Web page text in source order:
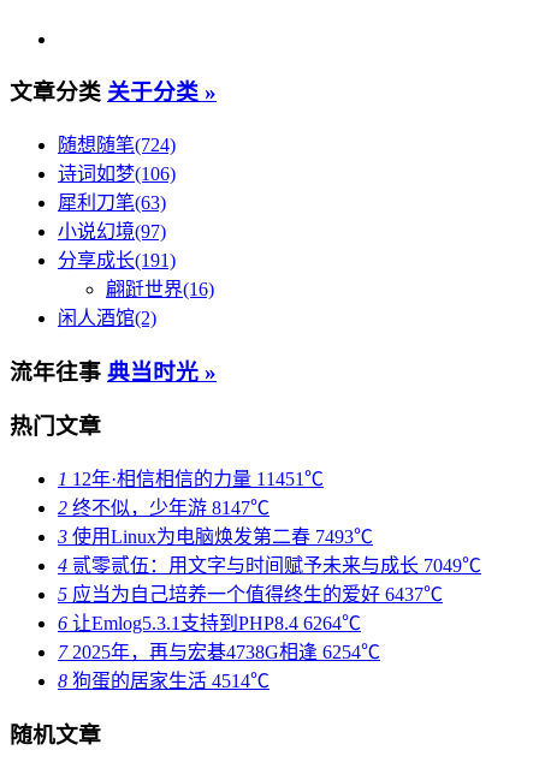
文章分类 关于分类 »
随想随笔(724)
诗词如梦(106)
犀利刀笔(63)
小说幻境(97)
分享成长(191)
翩跹世界(16)
闲人酒馆(2)
流年往事 典当时光 »
热门文章
1 12年·相信相信的力量 11451℃
2 终不似，少年游 8147℃
3 使用Linux为电脑焕发第二春 7493℃
4 贰零贰伍：用文字与时间赋予未来与成长 7049℃
5 应当为自己培养一个值得终生的爱好 6437℃
6 让Emlog5.3.1支持到PHP8.4 6264℃
72025年，再与宏碁4738G相逢 6254℃
8 狗蛋的居家生活 4514℃
随机文章